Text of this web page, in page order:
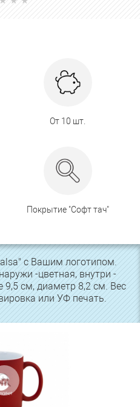
От 10 шт.
Покрытие "Софт тач"
с Вашим логотипом.
-цветная, внутри -
см, диаметр 8,2 см. Вес
или УФ печать.